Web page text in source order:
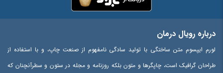
درباره رویال درمان
لورم ایپسوم متن ساختگی با تولید سادگی نامفهوم از صنعت چاپ، و با استفاده از
طراحان گرافیک است، چاپگرها و متون بلکه روزنامه و مجله در ستون و سطرآنچنان که